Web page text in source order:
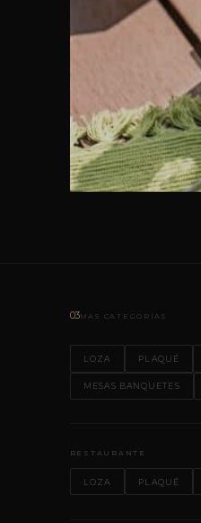
03MÁS CATEGORÍAS
LOZA PLAQUÉ
MESAS BANQUETES
RESTAURANTE
LOZA PLAQUÉ